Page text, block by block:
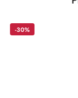
Pomiń
-30%